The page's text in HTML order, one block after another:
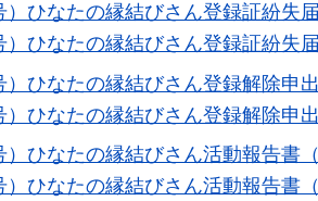
）ひなたの縁結びさん登録証紛失
）ひなたの縁結びさん登録証紛失
）ひなたの縁結びさん登録解除申
）ひなたの縁結びさん登録解除申
）ひなたの縁結びさん活動報告書
）ひなたの縁結びさん活動報告書